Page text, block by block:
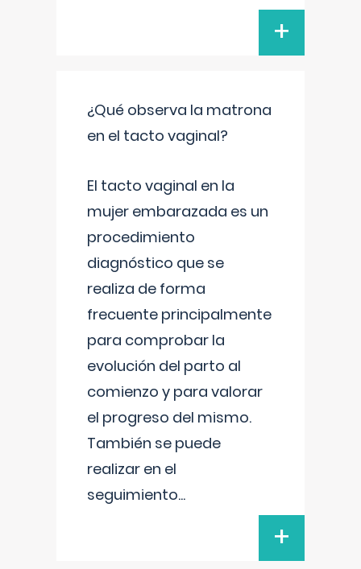
+
¿Qué observa la matrona
en el tacto vaginal?
El tacto vaginal en la
mujer embarazada es un
procedimiento
diagnóstico que se
realiza de forma
frecuente principalmente
para comprobar la
evolución del parto al
comienzo y para valorar
el progreso del mismo.
También se puede
realizar en el
seguimiento...
+